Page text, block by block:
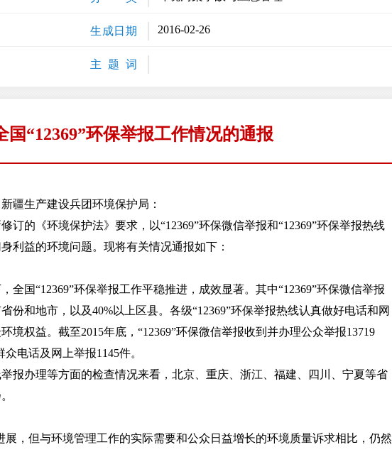
生成日期 2016-02-26
主 题 词
国“12369”环保举报工作情况的通报
疆生产建设兵团环境保护局：
的《环境保护法》要求，以“12369”环保微信举报和“12369”环保举报热线
利益的环境问题。现将有关情况通报如下：
国“12369”环保举报工作平稳推进，成效显著。其中“12369”环保微信举报
份和地市，以及40%以上区县。各级“12369”环保举报热线认真做好电话和网
境权益。截至2015年底，“12369”环保微信举报收到并办理公众举报13719
电话及网上举报1145件。
办理等方面的检查情况来看，北京、重庆、浙江、福建、四川、宁夏等省
，但与环境管理工作的实际需要和公众日益增长的环境质量诉求相比，仍然